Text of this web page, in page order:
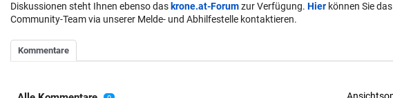
Diskussionen steht Ihnen ebenso das krone.at-Forumzur Verfügung. Hier können Sie das
Community-Team via unserer Melde- und Abhilfestelle kontaktieren.